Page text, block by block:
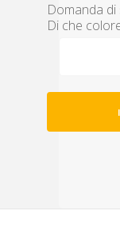
Domanda
Di che